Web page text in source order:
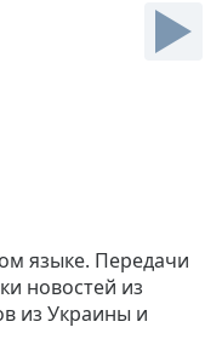
языке. Передачи
новостей из
из Украины и